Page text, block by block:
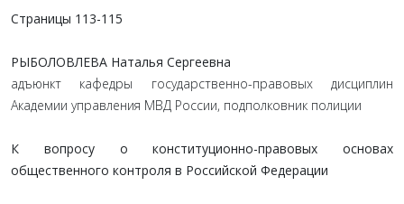
Страницы 113-115
РЫБОЛОВЛЕВА Наталья Сергеевна
адъюнкт кафедры государственно-правовых дисциплин
Академии управления МВД России, подполковник полиции
К вопросу о конституционно-правовых основах
общественного контроля в Российской Федерации